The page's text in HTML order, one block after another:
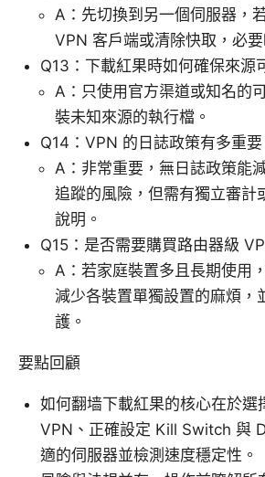
A：先切換到另一個伺服器，
VPN 客戶端或清除快取，必
Q13：下載紅果時如何確保來源
A：只使用官方渠道或知名的
裝未知來源的執行檔。
Q14：VPN 的日誌政策有多重要
A：非常重要，無日誌政策能
追蹤的風險，但需有獨立審計
說明。
Q15：是否需要購買路由器級
A：若家庭裝置多且長期使用
減少各裝置單獨設置的麻煩，
護。
要點回顧
如何翻墙下載紅果的核心在於選
VPN、正確設定 Kill Switch 與
適的伺服器並檢測速度穩定性。